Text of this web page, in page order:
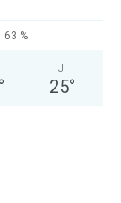
63 %
°
J
25°